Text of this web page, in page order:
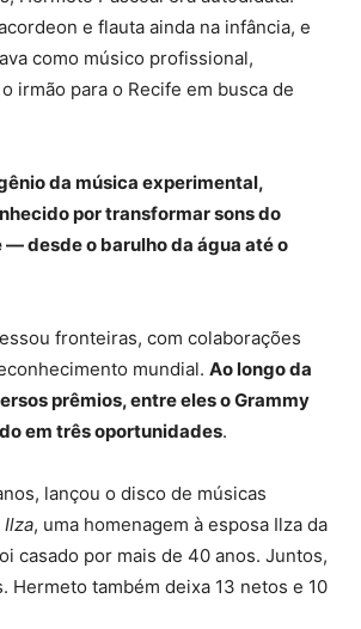
e flauta ainda na infância, e
como músico profissional,
irmão para o Recife em busca de
da música experimental,
por transformar sons do
desde o barulho da água até o
fronteiras, com colaborações
mundial. Ao longo da
prêmios, entre eles o Grammy
em três oportunidades.
lançou o disco de músicas
Ilza, uma homenagem à esposa Ilza da
casado por mais de 40 anos. Juntos,
Hermeto também deixa 13 netos e 10